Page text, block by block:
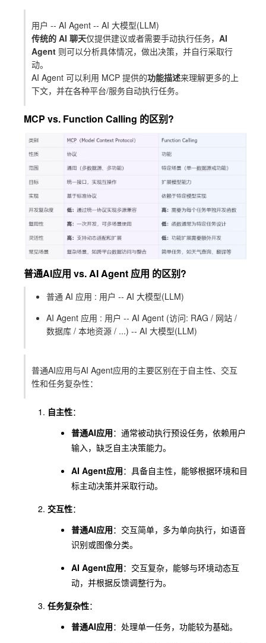
用户 -- AI Agent -- AI 大模型(LLM)
传统的 AI 聊天仅提供建议或者需要手动执行任务， AI
Agent 则可以分析具体情况，做出决策，并自行采取行
动。
AI Agent 可以利用 MCP 提供的功能描述来理解更多的上
下文，并在各种平台/服务自动执行任务。
MCP vs. Function Calling 的区别?
普通AI应用 vs. AI Agent 应用 的区别?
普通 AI 应用 : 用户 -- AI 大模型(LLM)
AI Agent 应用 : 用户 -- AI Agent (访问: RAG / 网站 /
数据库 / 本地资源 / ...) -- AI 大模型(LLM)
普通AI应用与AI Agent应用的主要区别在于自主性、交互
性和任务复杂性：
自主性：
普通AI应用：通常被动执行预设任务，依赖用户
输入，缺乏自主决策能力。
AI Agent应用：具备自主性，能够根据环境和目
标主动决策并采取行动。
交互性：
普通AI应用：交互简单，多为单向执行，如语音
识别或图像分类。
AI Agent应用：交互复杂，能够与环境动态互
动，并根据反馈调整行为。
任务复杂性：
普通AI应用：处理单一任务，功能较为基础。